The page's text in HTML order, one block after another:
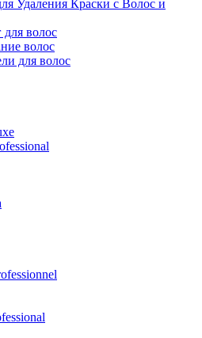
Удаления Краски с Волос и
волос
волос
для волос